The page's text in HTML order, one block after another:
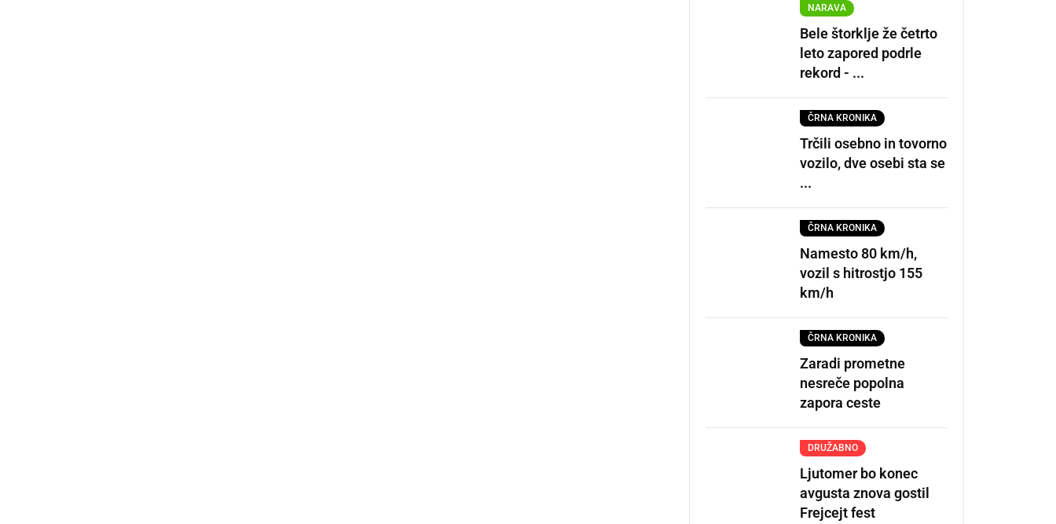
NARAVA
Bele štorklje že četrto
leto zapored podrle
rekord - ...
ČRNA KRONIKA
Trčili osebno in tovorno
vozilo, dve osebi sta se
...
ČRNA KRONIKA
Namesto 80 km/h,
vozil s hitrostjo 155
km/h
ČRNA KRONIKA
Zaradi prometne
nesreče popolna
zapora ceste
DRUŽABNO
Ljutomer bo konec
avgusta znova gostil
Frejcejt fest